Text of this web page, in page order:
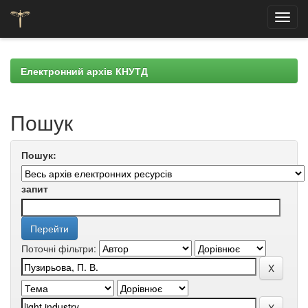
navigationЕлектронний архів КНУТД
Пошук
Пошук:
запит
Поточні фільтри: